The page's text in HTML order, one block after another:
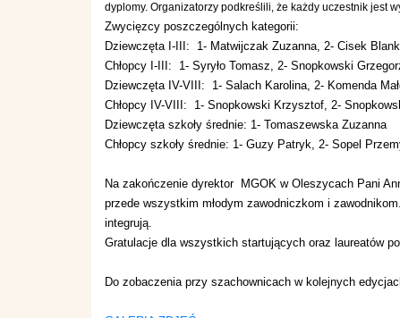
dyplomy. Organizatorzy podkreślili, że każdy uczestnik jest
Zwycięzcy poszczególnych kategorii:
Dziewczęta I-III: 1- Matwijczak Zuzanna, 2- Cisek
Chłopcy I-III: 1- Syryło Tomasz, 2- Snopkowski
Dziewczęta IV-VIII: 1- Salach Karolina, 2- Komenda
Chłopcy IV-VIII: 1- Snopkowski Krzysztof, 2-
Dziewczęta szkoły średnie: 1- Tomaszewska Zuzanna
Chłopcy szkoły średnie: 1- Guzy Patryk, 2- Sopel
Na zakończenie dyrektor MGOK w Oleszycach Pani
przede wszystkim młodym zawodniczkom i
integrują.
Gratulacje dla wszystkich startujących oraz laureatów
Do zobaczenia przy szachownicach w kolejnych